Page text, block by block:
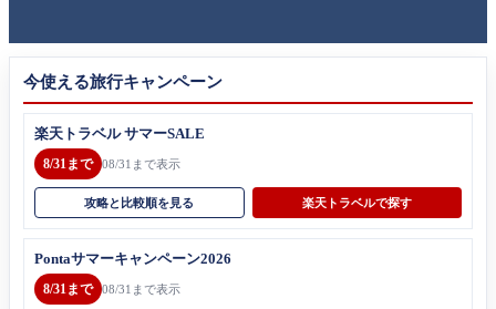
今使える旅行キャンペーン
楽天トラベル サマーSALE
8/31まで 08/31まで表示
攻略と比較順を見る 楽天トラベルで探す
Pontaサマーキャンペーン2026
8/31まで 08/31まで表示